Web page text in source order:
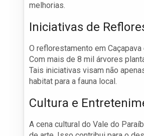
melhorias.
Iniciativas de
O reflorestamento em
Com mais de 8 mil árvores
Tais iniciativas visam não
habitat para a fauna local.
Cultura e
A cena cultural do Vale do